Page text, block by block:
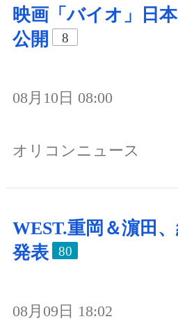
映画「バイオ」日
公開
8
08月10日 08:00
オリコンニュース
WEST.重岡＆濵田
発表
80
08月09日 18:02